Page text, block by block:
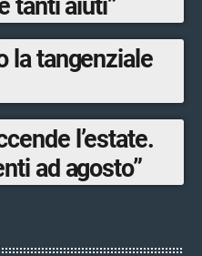
tanti aiuti”
la tangenziale
l’estate.
ad agosto”